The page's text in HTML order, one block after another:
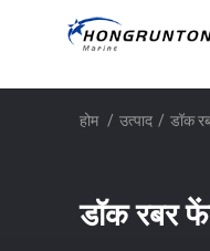
होम / उत्पाद / डॉक
डॉक रबर